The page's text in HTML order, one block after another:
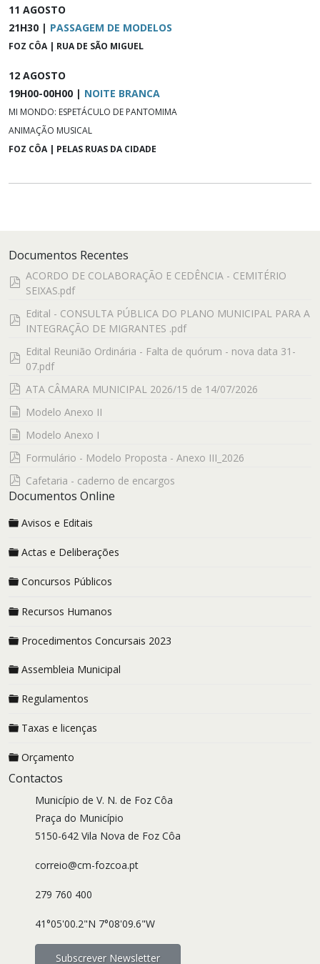
11 AGOSTO
21H30 | PASSAGEM DE MODELOS
FOZ CÔA | RUA DE SÃO MIGUEL
12 AGOSTO
19H00-00H00 | NOITE BRANCA
MI MONDO: ESPETÁCULO DE PANTOMIMA
ANIMAÇÃO MUSICAL
FOZ CÔA | PELAS RUAS DA CIDADE
Documentos Recentes
pdf
ACORDO DE COLABORAÇÃO E CEDÊNCIA - CEMITÉRIO
SEIXAS.pdf
pdf
Edital - CONSULTA PÚBLICA DO PLANO MUNICIPAL PARA A
INTEGRAÇÃO DE MIGRANTES .pdf
pdf
Edital Reunião Ordinária - Falta de quórum - nova data 31-
07.pdf
pdf
ATA CÂMARA MUNICIPAL 2026/15 de 14/07/2026
documento
Modelo Anexo II
documento
Modelo Anexo I
pdf
Formulário - Modelo Proposta - Anexo III_2026
pdf
Cafetaria - caderno de encargos
Documentos Online
Avisos e Editais
Actas e Deliberações
Concursos Públicos
Recursos Humanos
Procedimentos Concursais 2023
Assembleia Municipal
Regulamentos
Taxas e licenças
Orçamento
Contactos
Município de V. N. de Foz Côa
Praça do Município
5150-642 Vila Nova de Foz Côa
correio@cm-fozcoa.pt
279 760 400
41°05'00.2"N 7°08'09.6"W
Subscrever Newsletter